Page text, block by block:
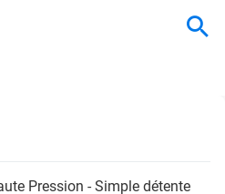
Pression - Simple détente